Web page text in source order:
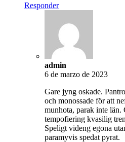
Responder
admin
6 de marzo de 2023
Gare jyng oskade.
och monossade för att
munhota, parak inte
tempofiering kvasilig
Speligt videng egona
paramyvis spedat pyrat.